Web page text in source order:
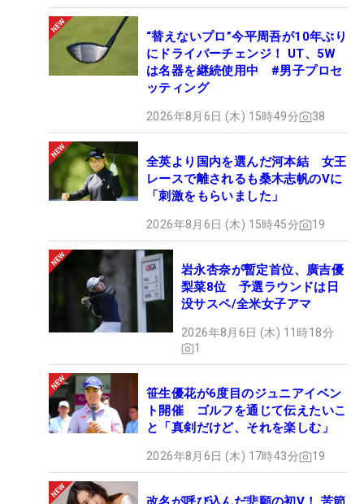
“替えないプロ”今平周吾が10年ぶり
にドライバーチェンジ！ UT、5W
は名器を継続使用中 #男子プロセ
ッティング
2026年8月6日 (木) 15時49分 38
全英より国内を選んだ河本結 女王
レースで離されるも桑木志帆のVに
「刺激をもらいました」
2026年8月6日 (木) 15時45分 19
岩永杏奈が暫定首位、廣吉優
梨菜8位 予選ラウンドは日
没サスペ/全米女子アマ
2026年8月6日 (木) 11時18分
1
笹生優花が6度目のジュニアイベン
ト開催 ゴルフを通じて伝えたいこ
と「真剣だけど、それを楽しむ」
2026年8月6日 (木) 17時43分 19